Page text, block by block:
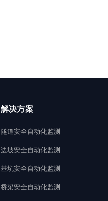
解决方案
隧道安全自动化监测
边坡安全自动化监测
基坑安全自动化监测
桥梁安全自动化监测